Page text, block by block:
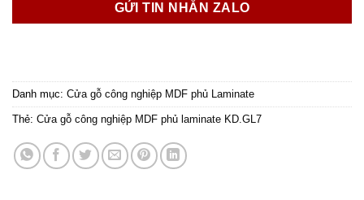
GỬI TIN NHẮN ZALO
Danh mục: Cửa gỗ công nghiệp MDF phủ Laminate
Thẻ: Cửa gỗ công nghiệp MDF phủ laminate KD.GL7